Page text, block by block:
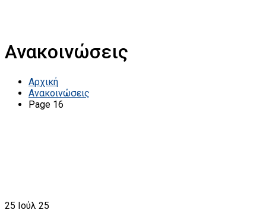
Ανακοινώσεις
Αρχική
Ανακοινώσεις
Page 16
25 Ιούλ 25